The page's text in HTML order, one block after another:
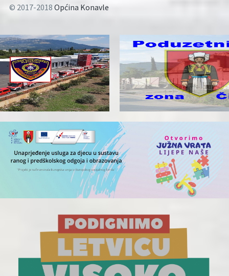
© 2017-2018 Općina Konavle